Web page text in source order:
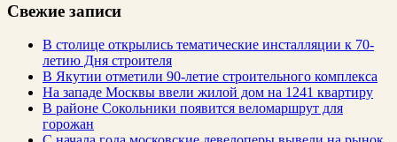
Свежие записи
В столице открылись тематические инсталляции к 70-
летию Дня строителя
В Якутии отметили 90-летие строительного комплекса
На западе Москвы ввели жилой дом на 1241 квартиру
В районе Сокольники появится веломаршрут для
горожан